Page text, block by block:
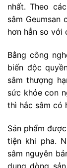
nhất. Theo
sâm
hơn hẳn so với
Bằng công
biến độc
sâm thượng
sức khỏe con
thì hắc sâm có
Sản phẩm
tiện khi pha.
sâm nguyên
dụng dòng